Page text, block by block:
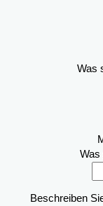
Was
Was
Beschreiben